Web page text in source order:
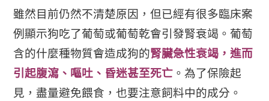
雖然目前仍然不清楚原因，但已經有很多臨床案
例顯示狗吃了葡萄或葡萄乾會引發腎衰竭。葡萄
含的什麼種物質會造成狗的腎臟急性衰竭，進而
引起腹瀉、嘔吐、昏迷甚至死亡 。為了保險起
見，盡量避免餵食，也要注意飼料中的成分。